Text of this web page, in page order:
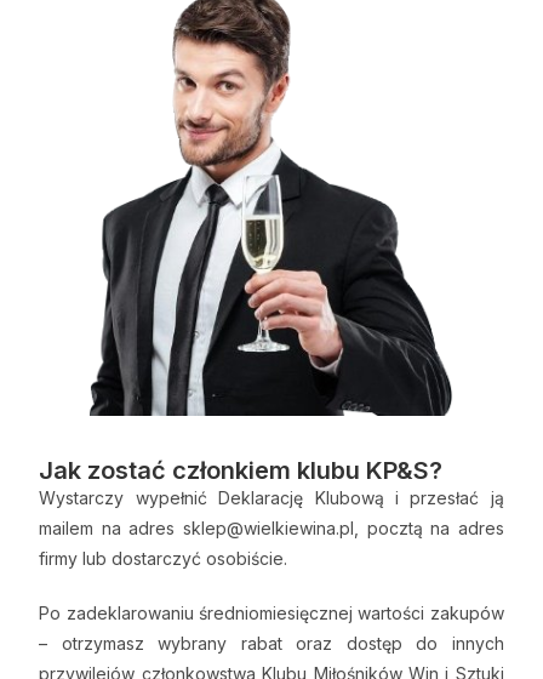
Jak zostać członkiem klubu KP&S?
Wystarczy wypełnić Deklarację Klubową i przesłać ją
mailem na adres sklep@wielkiewina.pl, pocztą na adres
firmy lub dostarczyć osobiście.
Po zadeklarowaniu średniomiesięcznej wartości zakupów
– otrzymasz wybrany rabat oraz dostęp do innych
przywilejów członkowstwa Klubu Miłośników Win i Sztuki